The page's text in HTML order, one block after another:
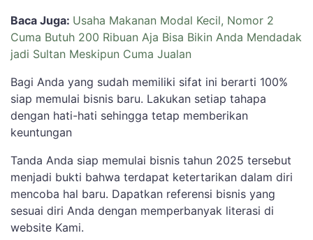
Baca Juga: Usaha Makanan Modal Kecil, Nomor 2
Cuma Butuh 200 Ribuan Aja Bisa Bikin Anda Mendadak
jadi Sultan Meskipun Cuma Jualan
Bagi Anda yang sudah memiliki sifat ini berarti 100%
siap memulai bisnis baru. Lakukan setiap tahapa
dengan hati-hati sehingga tetap memberikan
keuntungan
Tanda Anda siap memulai bisnis tahun 2025 tersebut
menjadi bukti bahwa terdapat ketertarikan dalam diri
mencoba hal baru. Dapatkan referensi bisnis yang
sesuai diri Anda dengan memperbanyak literasi di
website Kami.